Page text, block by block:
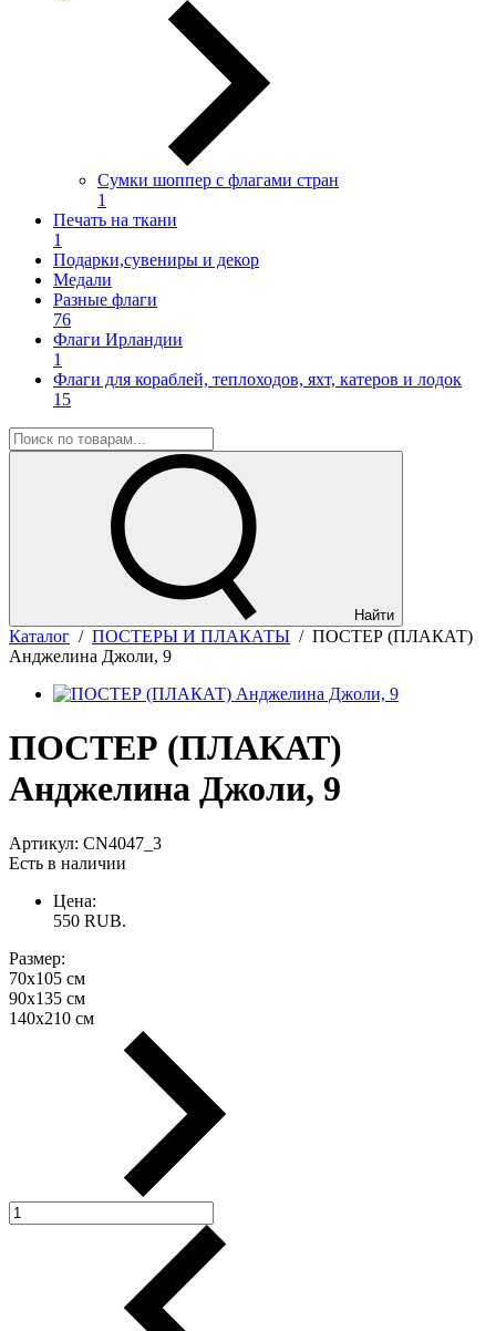
Сумки шоппер с флагами стран
1
Печать на ткани
1
Подарки,сувениры и декор
Медали
Разные флаги
76
Флаги Ирландии
1
Флаги для кораблей, теплоходов, яхт, катеров и лодок
15
Найти
Каталог / ПОСТЕРЫ И ПЛАКАТЫ / ПОСТЕР (ПЛАКАТ)
Анджелина Джоли, 9
ПОСТЕР (ПЛАКАТ)
Анджелина Джоли, 9
Артикул: CN4047_3
Есть в наличии
Цена:
550 RUB.
Размер:
70х105 см
90х135 см
140х210 см